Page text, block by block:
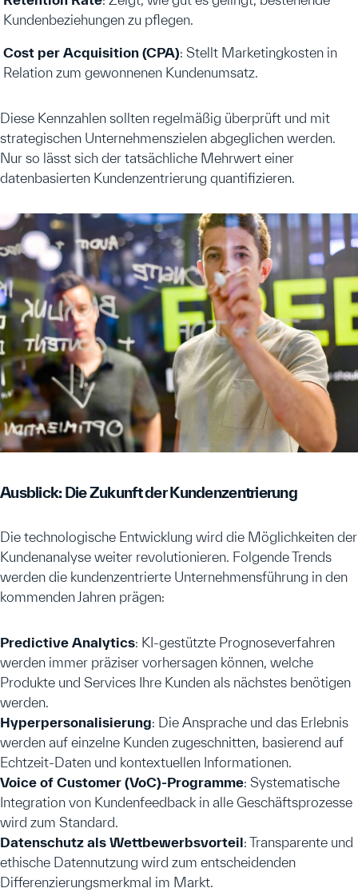
Kundenbeziehungen zu pflegen.
Cost per Acquisition (CPA): Stellt Marketingkosten in
Relation zum gewonnenen Kundenumsatz.
Diese Kennzahlen sollten regelmäßig überprüft und mit
strategischen Unternehmenszielen abgeglichen werden.
Nur so lässt sich der tatsächliche Mehrwert einer
datenbasierten Kundenzentrierung quantifizieren.
Ausblick: Die Zukunft der Kundenzentrierung
Die technologische Entwicklung wird die Möglichkeiten der
Kundenanalyse weiter revolutionieren. Folgende Trends
werden die kundenzentrierte Unternehmensführung in den
kommenden Jahren prägen:
Predictive Analytics: KI-gestützte Prognoseverfahren
werden immer präziser vorhersagen können, welche
Produkte und Services Ihre Kunden als nächstes benötigen
werden.
Hyperpersonalisierung: Die Ansprache und das Erlebnis
werden auf einzelne Kunden zugeschnitten, basierend auf
Echtzeit-Daten und kontextuellen Informationen.
Voice of Customer (VoC)-Programme: Systematische
Integration von Kundenfeedback in alle Geschäftsprozesse
wird zum Standard.
Datenschutz als Wettbewerbsvorteil: Transparente und
ethische Datennutzung wird zum entscheidenden
Differenzierungsmerkmal im Markt.